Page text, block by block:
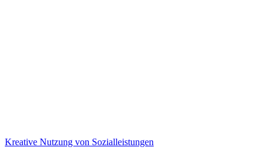
Kreative Nutzung von Sozialleistungen